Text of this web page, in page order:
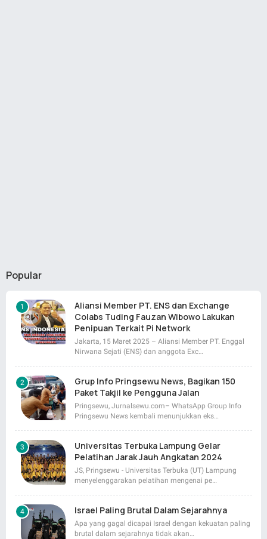
Popular
Aliansi Member PT. ENS dan Exchange
Colabs Tuding Fauzan Wibowo Lakukan
Penipuan Terkait Pi Network
Jakarta, 15 Maret 2025 – Aliansi Member PT. Enggal
Nirwana Sejati (ENS) dan anggota Exc…
Grup Info Pringsewu News, Bagikan 150
Paket Takjil ke Pengguna Jalan
Pringsewu, Jurnalsewu.com– WhatsApp Group Info
Pringsewu News kembali menunjukkan eks…
Universitas Terbuka Lampung Gelar
Pelatihan Jarak Jauh Angkatan 2024
JS, Pringsewu - Universitas Terbuka (UT) Lampung
menyelenggarakan pelatihan mengenai pe…
Israel Paling Brutal Dalam Sejarahnya
Apa yang gagal dicapai Israel dengan kekuatan paling
brutal dalam sejarahnya tidak akan…